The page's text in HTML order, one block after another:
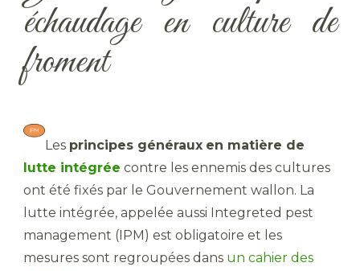
échaudage en culture de
froment
Les principes généraux en matière de
lutte intégrée contre les ennemis des cultures
ont été fixés par le Gouvernement wallon. La
lutte intégrée, appelée aussi Integreted pest
management (IPM) est obligatoire et les
mesures sont regroupées dans un cahier des